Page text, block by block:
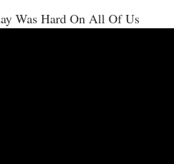
Was Hard On All Of Us